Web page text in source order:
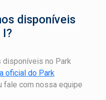
disponíveis
disponíveis no Park
oficial do Park
fale com nossa equipe